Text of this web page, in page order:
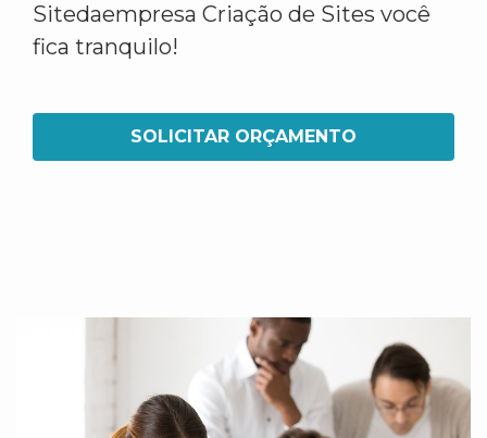
Sitedaempresa Criação de Sites você
fica tranquilo!
SOLICITAR ORÇAMENTO